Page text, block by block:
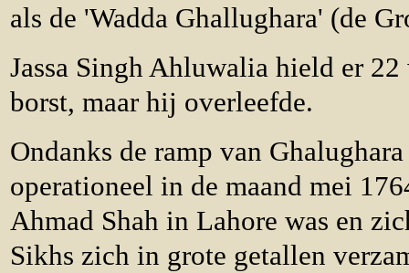
als de 'Wadda Ghallughara' (de
Jassa Singh Ahluwalia hield er
borst, maar hij overleefde.
Ondanks de ramp van
operationeel in de maand mei
Ahmad Shah in Lahore was en
Sikhs zich in grote getallen